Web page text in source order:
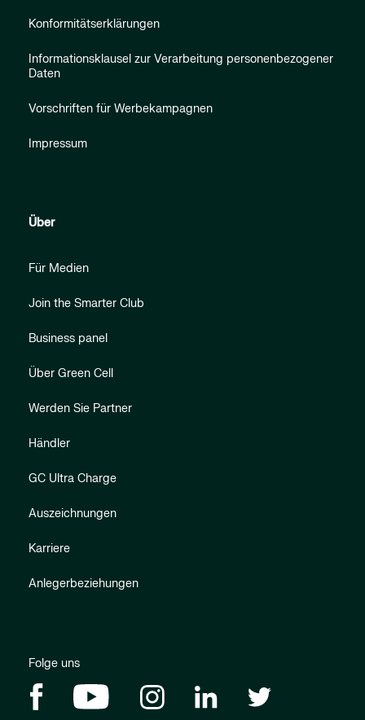
Konformitätserklärungen
Informationsklausel zur Verarbeitung personenbezogener
Daten
Vorschriften für Werbekampagnen
Impressum
Über
Für Medien
Join the Smarter Club
Business panel
Über Green Cell
Werden Sie Partner
Händler
GC Ultra Charge
Auszeichnungen
Karriere
Anlegerbeziehungen
Folge uns